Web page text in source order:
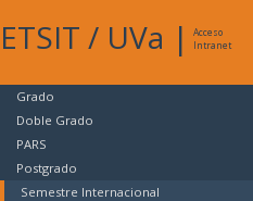
ETSIT / UVa |
Acceso
Intranet
Grado
Doble Grado
PARS
Postgrado
Semestre Internacional